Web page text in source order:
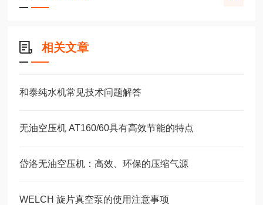
相关文章
和泰纯水机常见技术问题解答
无油空压机 AT160/60具有高效节能的特点
岱洛无油空压机：高效、环保的压缩气源
WELCH 旋片真空泵的使用注意事项